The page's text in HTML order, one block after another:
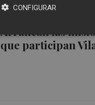
Arrancan las
que participan
CONFIGURAR